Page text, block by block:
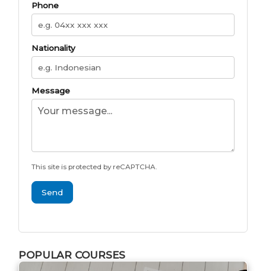
Phone
Nationality
Message
This site is protected by reCAPTCHA.
Send
POPULAR COURSES